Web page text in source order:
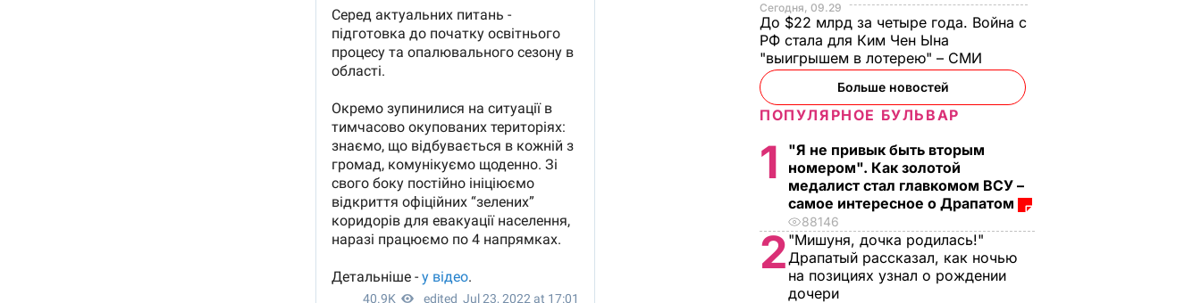
Сегодня, 09.29
До $22 млрд за четыре года. Война с
РФ стала для Ким Чен Ына
"выигрышем в лотерею" – СМИ
Больше новостей
ПОПУЛЯРНОЕ БУЛЬВАР
1
"Я не привык быть вторым
номером". Как золотой
медалист стал главкомом ВСУ –
самое интересное о Драпатом
88146
2 "Мишуня, дочка родилась!"
Драпатый рассказал, как ночью
на позициях узнал о рождении
дочери